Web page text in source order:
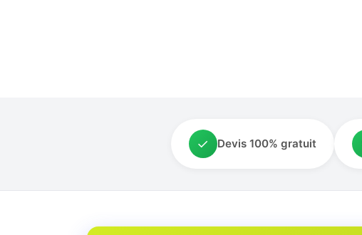
✓ Devis 100% gratuit